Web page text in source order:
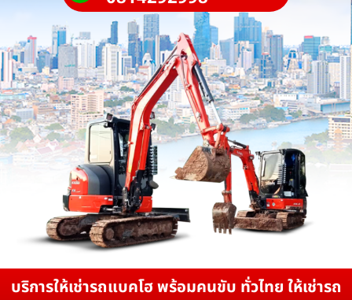
บริการให้เช่ารถแบคโฮ พร้อมคนขับ ทั่วไทย ให้เช่ารถ